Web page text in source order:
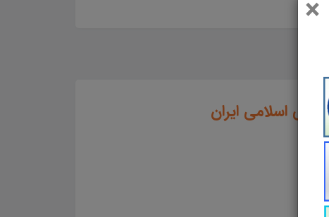
×
اسلامی ايران
از قلمرو جمهوری اسلامی ايران دانلود مجموعه سوالات چهار جوابی قانون حمل و نقل و عبور